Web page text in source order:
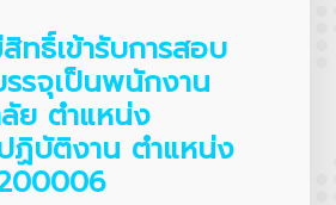
ทธิ์เข้ารับการสอบ
รจุเป็นพนักงาน
ย ตำแหน่ง
ฏิบัติงาน ตำแหน่ง